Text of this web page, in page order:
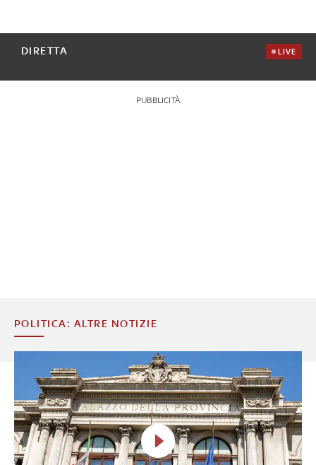
DIRETTA LIVE
PUBBLICITÀ
POLITICA: ALTRE NOTIZIE